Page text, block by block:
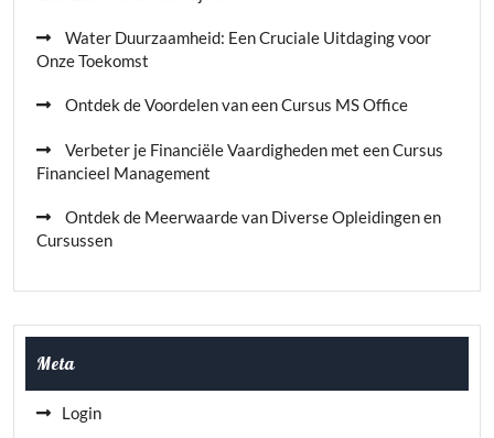
Water Duurzaamheid: Een Cruciale Uitdaging voor
Onze Toekomst
Ontdek de Voordelen van een Cursus MS Office
Verbeter je Financiële Vaardigheden met een Cursus
Financieel Management
Ontdek de Meerwaarde van Diverse Opleidingen en
Cursussen
Meta
Login